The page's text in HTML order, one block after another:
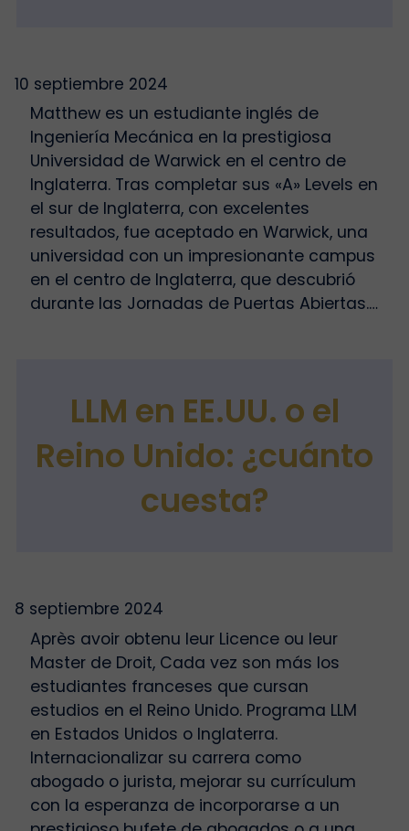
10 septiembre 2024
Matthew es un estudiante inglés de
Ingeniería Mecánica en la prestigiosa
Universidad de Warwick en el centro de
Inglaterra. Tras completar sus «A» Levels en
el sur de Inglaterra, con excelentes
resultados, fue aceptado en Warwick, una
universidad con un impresionante campus
en el centro de Inglaterra, que descubrió
durante las Jornadas de Puertas Abiertas.…
LLM en EE.UU. o el
Reino Unido: ¿cuánto
cuesta?
8 septiembre 2024
Après avoir obtenu leur Licence ou leur
Master de Droit, Cada vez son más los
estudiantes franceses que cursan
estudios en el Reino Unido. Programa LLM
en Estados Unidos o Inglaterra.
Internacionalizar su carrera como
abogado o jurista, mejorar su currículum
con la esperanza de incorporarse a un